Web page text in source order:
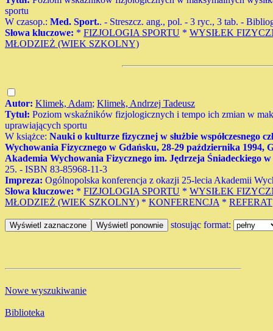
sportu
W czasop.: Med. Sport.. - Streszcz. ang., pol. - 3 ryc., 3 tab. -
Słowa kluczowe: * FIZJOLOGIA SPORTU * WYSIŁEK
MŁODZIEŻ (WIEK SZKOLNY)
Autor: Klimek, Adam; Klimek, Andrzej Tadeusz
Tytuł: Poziom wskaźników fizjologicznych i tempo ich zmian w
uprawiających sportu
W książce: Nauki o kulturze fizycznej w służbie współczesnego
Wychowania Fizycznego w Gdańsku, 28-29 października
Akademia Wychowania Fizycznego im. Jędrzeja Śniadeckiego
25. - ISBN 83-85968-11-3
Impreza: Ogólnopolska konferencja z okazji 25-lecia Akademii
Słowa kluczowe: * FIZJOLOGIA SPORTU * WYSIŁEK
MŁODZIEŻ (WIEK SZKOLNY) * KONFERENCJA * REFERAT
stosując format:
Nowe wyszukiwanie
Biblioteka